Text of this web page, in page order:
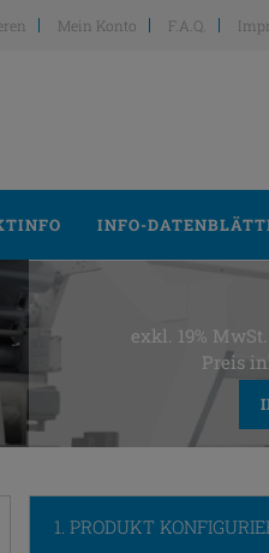
Mein Konto F.A.Q.
INFO-
exkl. 19%
Preis
1. PRODUKT